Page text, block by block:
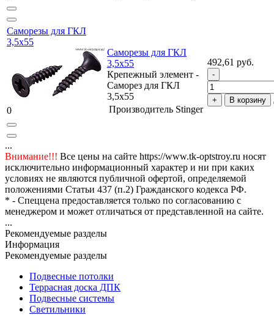
Саморезы для ГКЛ
3,5х55
0
Саморезы для ГКЛ
3,5х55
Крепежный элемент -
Саморез для ГКЛ
3,5х55
Производитель Stinger
492,61 руб.
В корзину
...
Внимание!!! Все цены на сайте https://www.tk-optstroy.ru носят
исключительно информационный характер и ни при каких
условиях не являются публичной офертой, определяемой
положениями Статьи 437 (п.2) Гражданского кодекса РФ.
* - Спеццена предоставляется только по согласованию с
менеджером и может отличаться от представленной на сайте.
...
Рекомендуемые разделы
Информация
Рекомендуемые разделы
Подвесные потолки
Террасная доска ДПК
Подвесные системы
Светильники